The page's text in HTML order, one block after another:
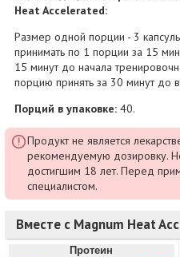
Heat Accelerated:
Размер одной порции - 3
принимать по 1 порции за 15
15 минут до начала
порцию принять за 30 минут до
Порций в упаковке: 40.
Продукт не является
рекомендуемую дозировку.
достигшим 18 лет. Перед
специалистом.
Вместе с Magnum Heat
Протеин